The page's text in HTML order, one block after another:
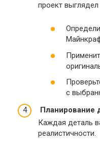
проект выглядел
с
Планирование
Каждая деталь
реалистичности.